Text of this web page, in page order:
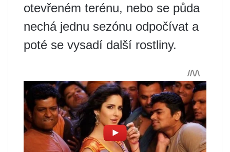
otevřeném terénu, nebo se půda
nechá jednu sezónu odpočívat a
poté se vysadí další rostliny.